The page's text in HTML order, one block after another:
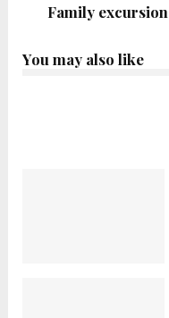
Family
You may also like